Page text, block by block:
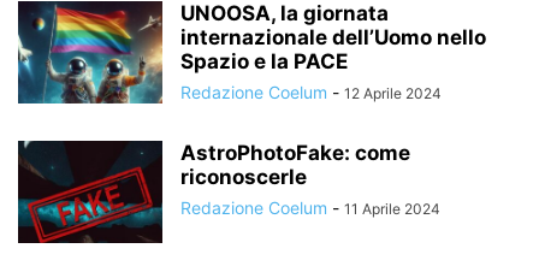
UNOOSA, la giornata
internazionale dell’Uomo nello
Spazio e la PACE
Redazione Coelum - 12 Aprile 2024
AstroPhotoFake: come
riconoscerle
Redazione Coelum - 11 Aprile 2024